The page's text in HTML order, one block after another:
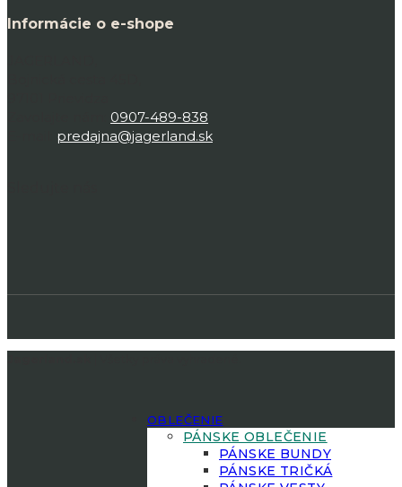
Informácie o e-shope
0907-489-838
predajna@jagerland.sk
OBLEČENIE
PÁNSKE OBLEČENIE
PÁNSKE BUNDY
PÁNSKE TRIČKÁ